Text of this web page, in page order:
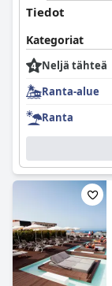
Tiedot
Kategoriat
Neljä tähteä
Ranta-alue
Ranta